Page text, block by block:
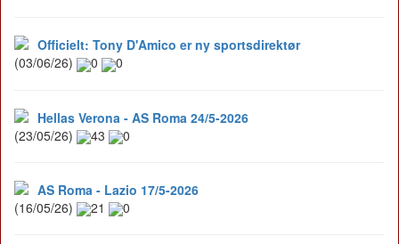
Officielt: Tony D'Amico er ny sportsdirektør
(03/06/26)
0 0
Hellas Verona - AS Roma 24/5-2026
(23/05/26)
43 0
AS Roma - Lazio 17/5-2026
(16/05/26)
21 0